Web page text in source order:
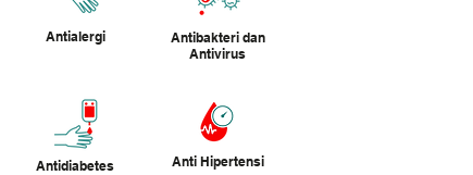
Antialergi
Antibakteri dan
Antivirus
Antidiabetes Anti Hipertensi